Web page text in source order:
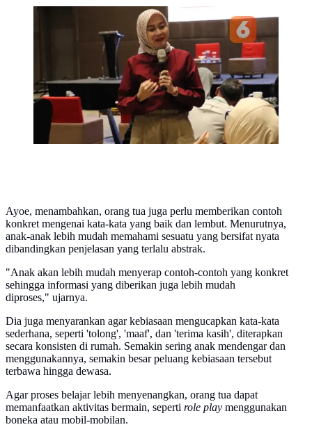
Psikolog Anak, Remaja & Keluarga dari Fyn Clinic,
Ayoe Sutomo, mengungkap cara efektif membiasakan
anak berkata baik tanpa bentakan atau hukuman
(Sumber: instagram.com/ayoesutomo)
Ayoe, menambahkan, orang tua juga perlu memberikan contoh
konkret mengenai kata-kata yang baik dan lembut. Menurutnya,
anak-anak lebih mudah memahami sesuatu yang bersifat nyata
dibandingkan penjelasan yang terlalu abstrak.
"Anak akan lebih mudah menyerap contoh-contoh yang konkret
sehingga informasi yang diberikan juga lebih mudah
diproses," ujarnya.
Dia juga menyarankan agar kebiasaan mengucapkan kata-kata
sederhana, seperti 'tolong', 'maaf', dan 'terima kasih', diterapkan
secara konsisten di rumah. Semakin sering anak mendengar dan
menggunakannya, semakin besar peluang kebiasaan tersebut
terbawa hingga dewasa.
Agar proses belajar lebih menyenangkan, orang tua dapat
memanfaatkan aktivitas bermain, seperti role play menggunakan
boneka atau mobil-mobilan.